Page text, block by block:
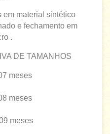
em material sintético
e fechamento em
.
DE TAMANHOS
meses
meses
meses